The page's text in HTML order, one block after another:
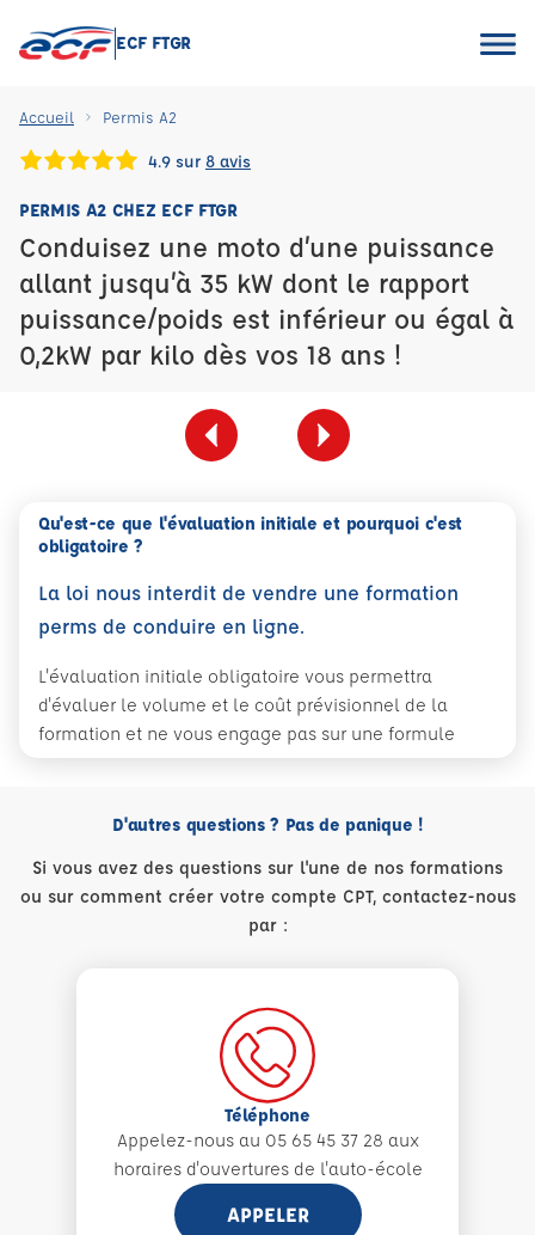
ECF FTGR
Accueil Permis A2
4.9 sur 8 avis
PERMIS A2 CHEZ ECF FTGR
Conduisez une moto d’une puissance
allant jusqu’à 35 kW dont le rapport
puissance/poids est inférieur ou égal à
0,2kW par kilo dès vos 18 ans !
Qu'est-ce que l'évaluation initiale et pourquoi c'est
obligatoire ?
La loi nous interdit de vendre une formation
perms de conduire en ligne.
L'évaluation initiale obligatoire vous permettra
d'évaluer le volume et le coût prévisionnel de la
formation et ne vous engage pas sur une formule
D'autres questions ? Pas de panique !
Si vous avez des questions sur l'une de nos formations
ou sur comment créer votre compte CPT, contactez-nous
par :
Téléphone
Appelez-nous au 05 65 45 37 28 aux
horaires d'ouvertures de l'auto-école
APPELER